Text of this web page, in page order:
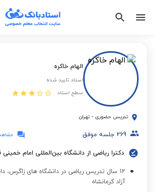
الهام خاکره
استاد تایید شده
سطح استاد:
تدریس حضوری - تهران
269 جلسه موفق مشاهده 33
دکترا ریاضی از دانشگاه بین‌المللی امام خمینی
12 سال تدریس ریاضی در دانشگاه های زاگرس،
آزاد کرمانشاه